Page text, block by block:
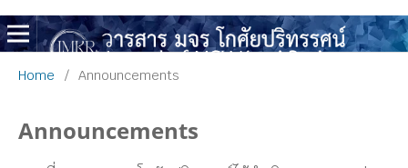
Home / Announcements
Announcements